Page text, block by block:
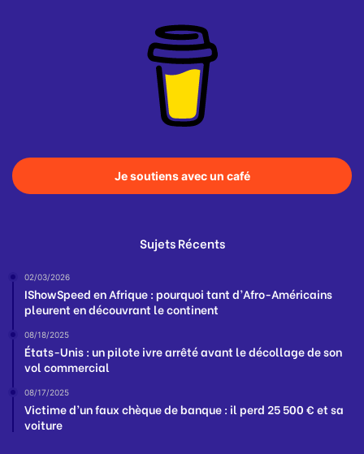
Je soutiens avec un café
Sujets Récents
02/03/2026
IShowSpeed en Afrique : pourquoi tant d’Afro-Américains
pleurent en découvrant le continent
08/18/2025
États-Unis : un pilote ivre arrêté avant le décollage de son
vol commercial
08/17/2025
Victime d’un faux chèque de banque : il perd 25 500 € et sa
voiture